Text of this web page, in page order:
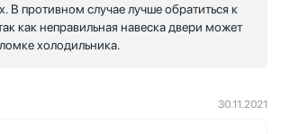
В противном случае лучше обратиться к
как неправильная навеска двери может
холодильника.
30.11.2021